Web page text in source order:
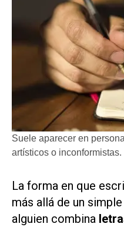
Suele aparecer en
artísticos o inconformistas.
La forma en que
más allá de un
alguien combina